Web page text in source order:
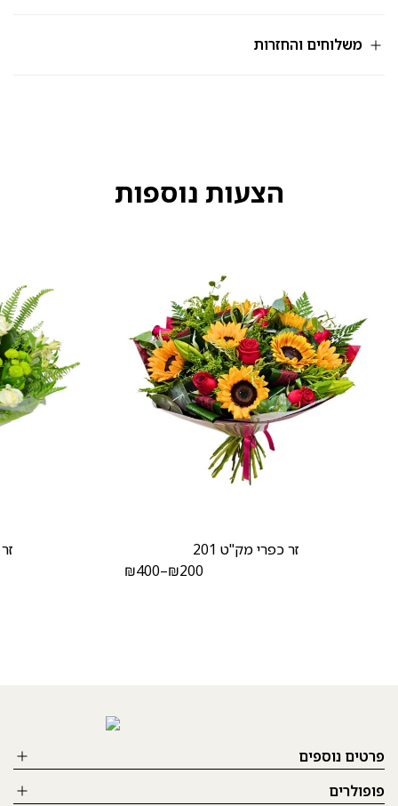
212
משלוחים והחזרות
הצעות נוספות
זר כפרי מק"ט 201
₪200
–
₪400
פרטים נוספים
פופולרים